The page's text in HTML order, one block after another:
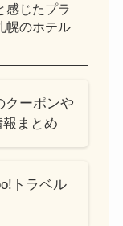
感じたプラ
幌のホテル
クーポンや
まとめ
トラベル